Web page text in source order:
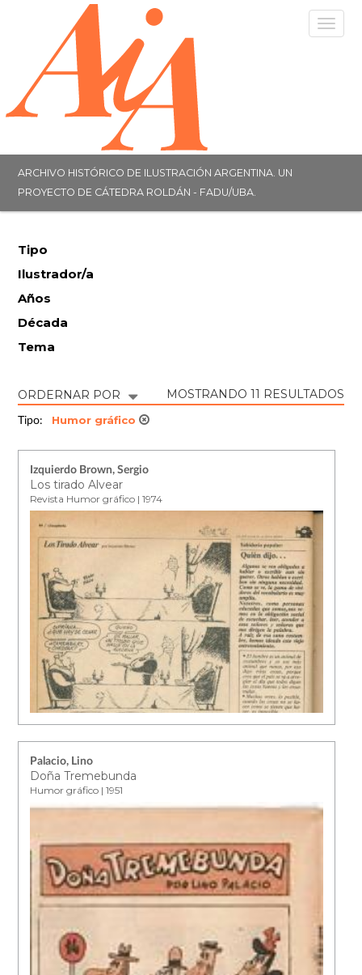
ARCHIVO HISTÓRICO DE ILUSTRACIÓN ARGENTINA. UN
PROYECTO DE CÁTEDRA ROLDÁN - FADU/UBA.
Tipo
Ilustrador/a
Años
Década
Tema
ORDERNAR POR MOSTRANDO 11 RESULTADOS
Tipo: Humor gráfico
Izquierdo Brown, Sergio
Los tirado Alvear
Revista Humor gráfico | 1974
Palacio, Lino
Doña Tremebunda
Humor gráfico | 1951